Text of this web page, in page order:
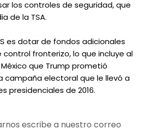
los controles de seguridad, que
de la TSA.
es dotar de fondos adicionales
fronterizo, lo que incluye al
que Trump prometió
campaña electoral que le llevó a
presidenciales de 2016.
escribe a nuestro correo